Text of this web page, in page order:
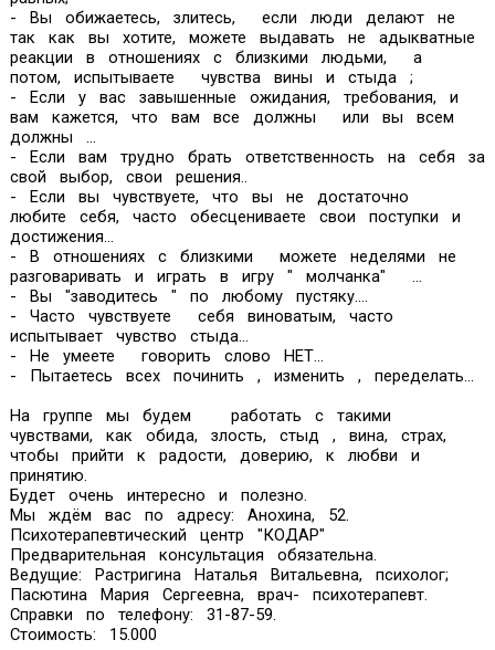
- Вы обижаетесь, злитесь, если люди делают не
так как вы хотите, можете выдавать не адыкватные
реакции в отношениях с близкими людьми, а
потом, испытываете чувства вины и стыда ;
- Если у вас завышенные ожидания, требования, и
вам кажется, что вам все должны или вы всем
должны ...
- Если вам трудно брать ответственность на себя за
свой выбор, свои решения..
- Если вы чувствуете, что вы не достаточно
любите себя, часто обесцениваете свои поступки и
достижения...
- В отношениях с близкими можете неделями не
разговаривать и играть в игру " молчанка" ...
- Вы "заводитесь " по любому пустяку....
- Часто чувствуете себя виноватым, часто
испытывает чувство стыда…
- Не умеете говорить слово НЕТ...
- Пытаетесь всех починить , изменить , переделать...
На группе мы будем работать с такими
чувствами, как обида, злость, стыд , вина, страх,
чтобы прийти к радости, доверию, к любви и
принятию.
Будет очень интересно и полезно.
Мы ждём вас по адресу: Анохина, 52.
Психотерапевтический центр "КОДАР"
Предварительная консультация обязательна.
Ведущие: Растригина Наталья Витальевна, психолог;
Пасютина Мария Сергеевна, врач- психотерапевт.
Справки по телефону: 31-87-59.
Стоимость: 15.000